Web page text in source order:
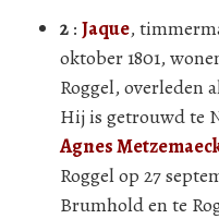
2 : Jaque,
oktober 1801,
Roggel, overleden
Hij is getrouwd te
Agnes
Roggel op 27
Brumhold en te